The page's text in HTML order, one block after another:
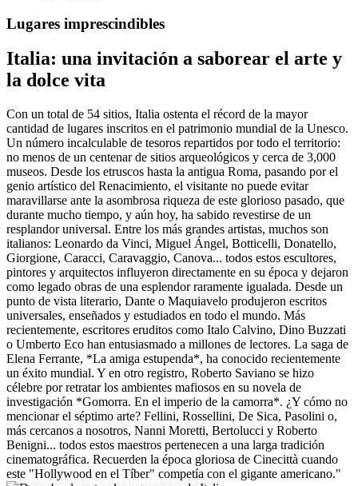
Lugares imprescindibles
Italia: una invitación a saborear el arte y
la dolce vita
Con un total de 54 sitios, Italia ostenta el récord de la mayor
cantidad de lugares inscritos en el patrimonio mundial de la Unesco.
Un número incalculable de tesoros repartidos por todo el territorio:
no menos de un centenar de sitios arqueológicos y cerca de 3,000
museos. Desde los etruscos hasta la antigua Roma, pasando por el
genio artístico del Renacimiento, el visitante no puede evitar
maravillarse ante la asombrosa riqueza de este glorioso pasado, que
durante mucho tiempo, y aún hoy, ha sabido revestirse de un
resplandor universal. Entre los más grandes artistas, muchos son
italianos: Leonardo da Vinci, Miguel Ángel, Botticelli, Donatello,
Giorgione, Caracci, Caravaggio, Canova... todos estos escultores,
pintores y arquitectos influyeron directamente en su época y dejaron
como legado obras de una esplendor raramente igualada. Desde un
punto de vista literario, Dante o Maquiavelo produjeron escritos
universales, enseñados y estudiados en todo el mundo. Más
recientemente, escritores eruditos como Italo Calvino, Dino Buzzati
o Umberto Eco han entusiasmado a millones de lectores. La saga de
Elena Ferrante, *La amiga estupenda*, ha conocido recientemente
un éxito mundial. Y en otro registro, Roberto Saviano se hizo
célebre por retratar los ambientes mafiosos en su novela de
investigación *Gomorra. En el imperio de la camorra*. ¿Y cómo no
mencionar el séptimo arte? Fellini, Rossellini, De Sica, Pasolini o,
más cercanos a nosotros, Nanni Moretti, Bertolucci y Roberto
Benigni... todos estos maestros pertenecen a una larga tradición
cinematográfica. Recuerden la época gloriosa de Cinecittà cuando
este "Hollywood en el Tíber" competía con el gigante americano."